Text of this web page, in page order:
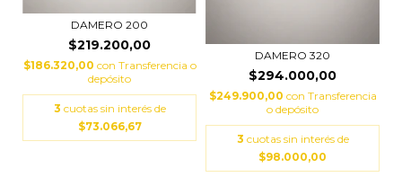
DAMERO 200
$219.200,00
$186.320,00 con Transferencia o
depósito
3 cuotas sin interés de
$73.066,67
DAMERO 320
$294.000,00
$249.900,00 con Transferencia
o depósito
3 cuotas sin interés de
$98.000,00